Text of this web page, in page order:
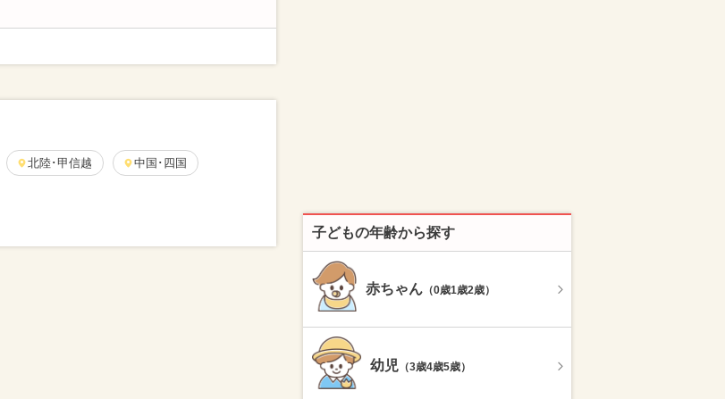
北陸･甲信越 中国･四国
子どもの年齢から探す
赤ちゃん （0歳1歳2歳）
幼児 （3歳4歳5歳）